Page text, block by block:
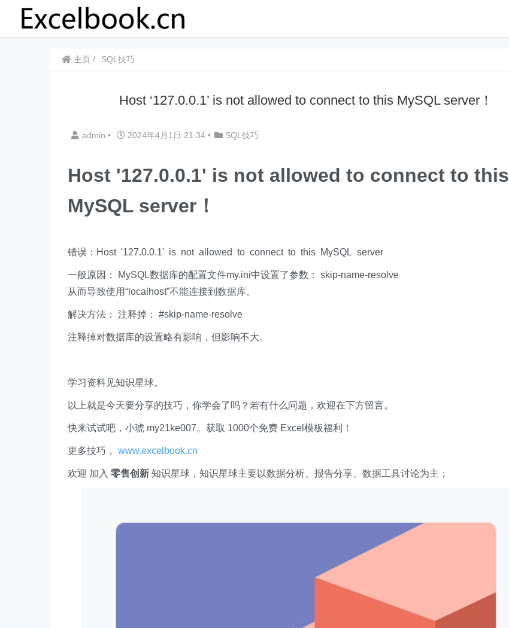
主页 SQL技巧
​​Host ‘127.0.0.1’ is not allowed to connect to this MySQL server！
admin • 2024年4月1日 21:34 • SQL技巧
Host '127.0.0.1' is not allowed to connect to this
MySQL server ！
错误：Host '127.0.0.1' is not allowed to connect to this MySQL server
一般原因： MySQL数据库的配置文件my.ini中设置了参数： skip-name-resolve
从而导致使用“localhost”不能连接到数据库。
解决方法： 注释掉： #skip-name-resolve
注释掉对数据库的设置略有影响，但影响不大。
学习资料见知识星球。
以上就是今天要分享的技巧，你学会了吗？若有什么问题，欢迎在下方留言。
快来试试吧，小琥 my21ke007。获取 1000个免费 Excel模板福利​​​​！
更多技巧， www.excelbook.cn
欢迎 加入 零售创新 知识星球，知识星球主要以数据分析、报告分享、数据工具讨论为主；